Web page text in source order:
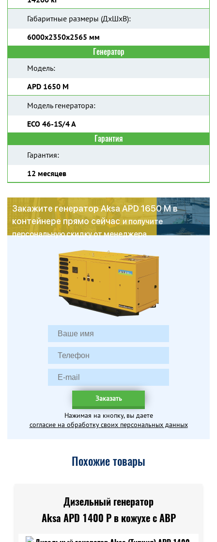
Габаритные размеры (ДхШхВ):
6000х2350х2565 мм
Генератор
Модель:
APD 1650 M
Модель генератора:
ECO 46-1S/4 A
Гарантия
Гарантия:
12 месяцев
Закажите генератор Aksa APD 1650 M в
контейнере прямо сейчас и получите
персональную скидку от менеджера
Заказать
Нажимая на кнопку, вы даете
согласие на обработку своих персональных данных
Похожие товары
Дизельный генератор
Aksa APD 1400 P в кожухе с АВР